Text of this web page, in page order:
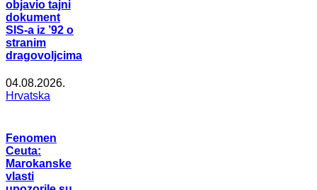
objavio tajni
dokument
SIS-a iz ’92 o
stranim
dragovoljcima
04.08.2026.
Hrvatska
Fenomen
Ceuta:
Marokanske
vlasti